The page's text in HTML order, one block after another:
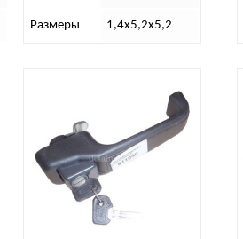
Размеры 1,4х5,2х5,2